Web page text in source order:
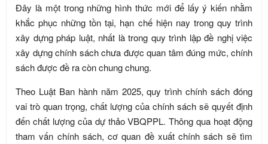
Đây là một trong những hình thức mới để lấy ý kiến nhằm
khắc phục những tồn tại, hạn chế hiện nay trong quy trình
xây dựng pháp luật, nhất là trong quy trình lập đề nghị việc
xây dựng chính sách chưa được quan tâm đúng mức, chính
sách được đề ra còn chung chung.
Theo Luật Ban hành năm 2025, quy trình chính sách đóng
vai trò quan trọng, chất lượng của chính sách sẽ quyết định
đến chất lượng của dự thảo VBQPPL. Thông qua hoạt động
tham vấn chính sách, cơ quan đề xuất chính sách sẽ tìm